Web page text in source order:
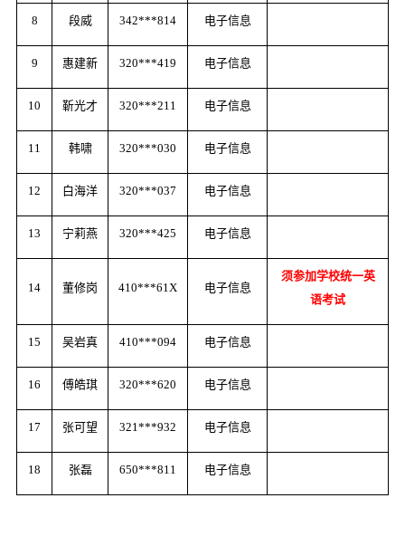
8 段威 342***814 电子信息
9 惠建新 320***419 电子信息
10 靳光才 320***211 电子信息
11 韩啸 320***030 电子信息
12 白海洋 320***037 电子信息
13 宁莉燕 320***425 电子信息
14 董修岗 410***61X 电子信息
须参加学校统一英
语考试
15 吴岩真 410***094 电子信息
16 傅皓琪 320***620 电子信息
17 张可望 321***932 电子信息
18 张磊 650***811 电子信息